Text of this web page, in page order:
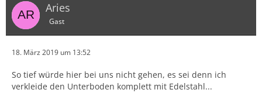
Aries
Gast
18. März 2019 um 13:52
So tief würde hier bei uns nicht gehen, es sei denn ich
verkleide den Unterboden komplett mit Edelstahl...